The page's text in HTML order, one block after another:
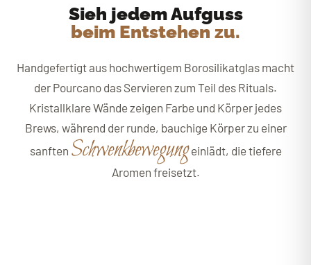
Sieh jedem Aufguss
beim Entstehen zu.
Handgefertigt aus hochwertigem Borosilikatglas macht
der Pourcano das Servieren zum Teil des Rituals.
Kristallklare Wände zeigen Farbe und Körper jedes
Brews, während der runde, bauchige Körper zu einer
sanften Schwenkbewegungeinlädt, die tiefere
Aromen freisetzt.